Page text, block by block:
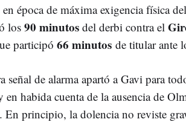
época de máxima exigencia física
los90 minutos del derbi contra el
participó 66 minutos de titular ante
señal de alarma apartó a Gavi para
habida cuenta de la ausencia de
principio, la dolencia no reviste